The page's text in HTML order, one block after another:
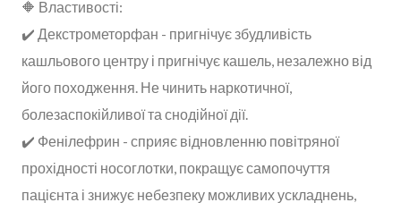
🔶 Властивості:
✔️ Декстрометорфан - пригнічує збудливість
кашльового центру і пригнічує кашель, незалежно від
його походження. Не чинить наркотичної,
болезаспокійливої та снодійної дії.
✔️ Фенілефрин - сприяє відновленню повітряної
прохідності носоглотки, покращує самопочуття
пацієнта і знижує небезпеку можливих ускладнень,